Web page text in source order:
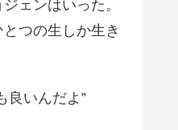
ェンはいった。
とつの生しか生き
良いんだよ”